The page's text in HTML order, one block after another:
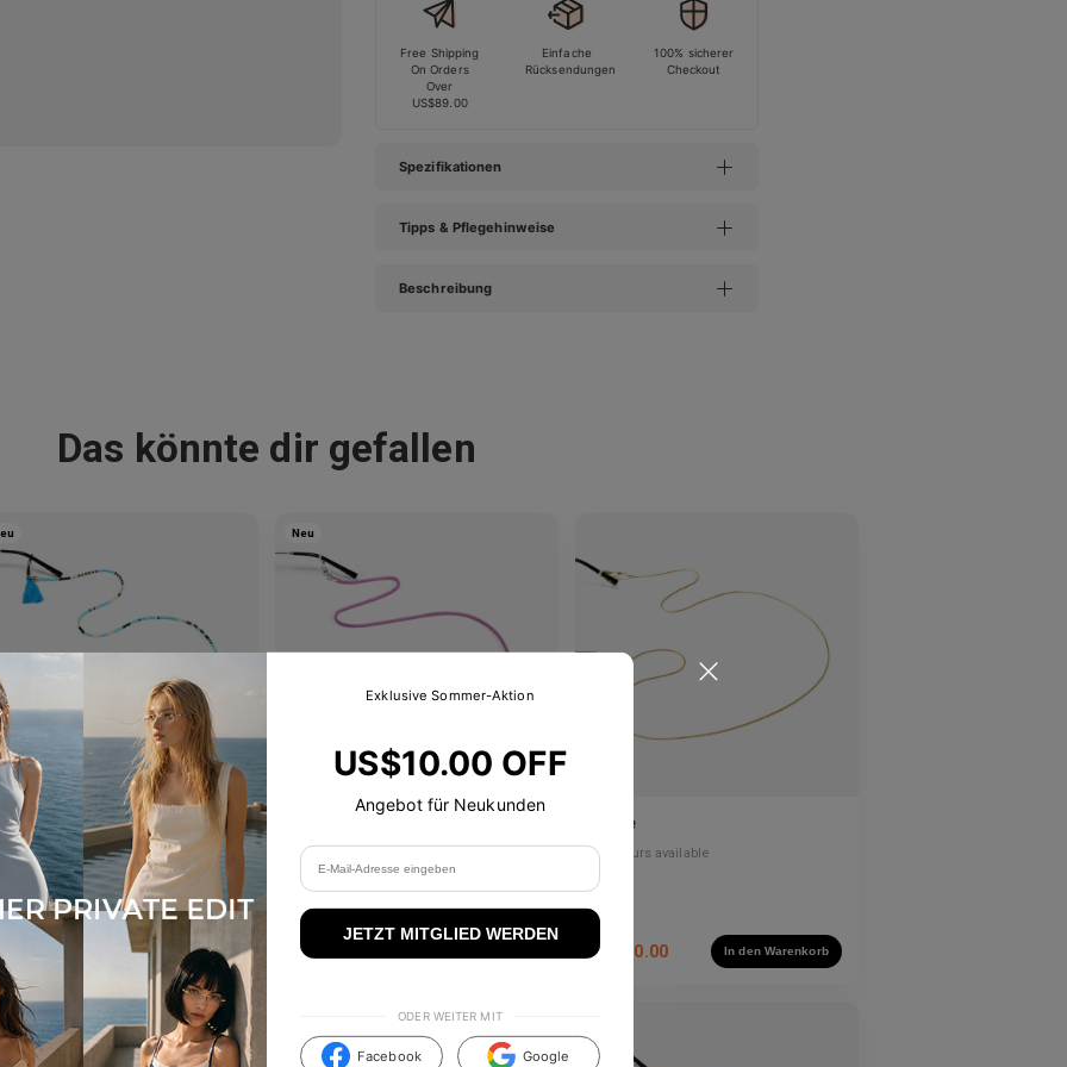
Free Shipping
On Orders
Over
US$89.00
Einfache
Rücksendungen
100% sicherer
Checkout
Spezifikationen
Tipps & Pflegehinweise
Beschreibung
Das könnte dir gefallen
Cyanne
20.00 In den Warenkorb
Neu
Colours available
US$
Lume
2 Colours available
US$ 20.00 In den Warenkorb
Exklusive Sommer-Aktion
US$10.00 OFF
Angebot für Neukunden
JETZT MITGLIED WERDEN
ODER WEITER MIT
Facebook Google